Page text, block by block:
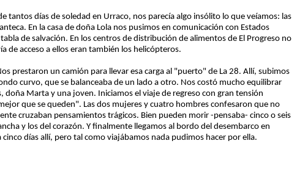
tantos días de soledad en Urraco, nos parecía algo insólito lo que veíamos: las
En la casa de doña Lola nos pusimos en comunicación con Estados
de salvación. En los centros de distribución de alimentos de El Progreso no
de acceso a ellos eran también los helicópteros.
prestaron un camión para llevar esa carga al "puerto" de La 28. Allí, subimos
curvo, que se balanceaba de un lado a otro. Nos costó mucho equilibrar
doña Marta y una joven. Iniciamos el viaje de regreso con gran tensión
que se queden". Las dos mujeres y cuatro hombres confesaron que no
cruzaban pensamientos trágicos. Bien pueden morir -pensaba- cinco o seis
y los del corazón. Y finalmente llegamos al bordo del desembarco en
días allí, pero tal como viajábamos nada pudimos hacer por ella.